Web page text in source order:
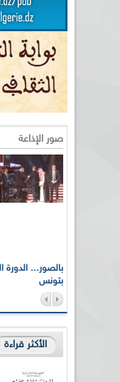
صور الإذاعة
بتونس
الأكثر قراءة